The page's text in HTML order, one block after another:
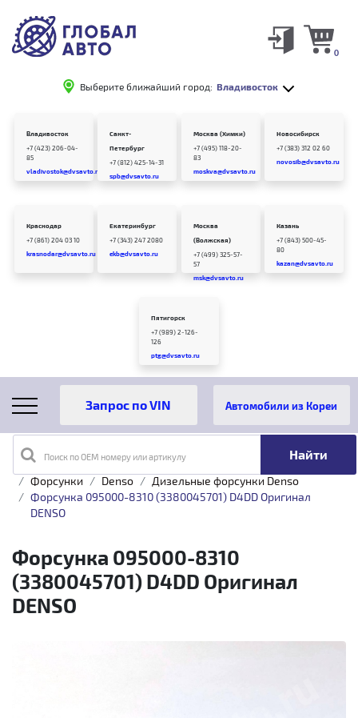
Выберите ближайший город: Владивосток
0
Владивосток
+7 (423) 206-04-
85
vladivostok@dvsavto.ru
Санкт-
Петербург
+7 (812) 425-14-31
spb@dvsavto.ru
Москва (Химки)
+7 (495) 118-20-
83
moskva@dvsavto.ru
Новосибирск
+7 (383) 312 02 60
novosib@dvsavto.ru
Краснодар
+7 (861) 204 03 10
krasnodar@dvsavto.ru
Екатеринбург
+7 (343) 247 2080
ekb@dvsavto.ru
Москва
(Волжская)
+7 (499) 325-57-
57
msk@dvsavto.ru
Казань
+7 (843) 500-45-
80
kazan@dvsavto.ru
Пятигорск
+7 (989) 2-126-
126
ptg@dvsavto.ru
Поиск по OEM номеру или артикулу
Автомобили из Кореи
Главная Каталог товаров
Топливная аппаратура
Форсунки
Denso
Дизельные форсунки Denso
Форсунка 095000-8310 (3380045701) D4DD Оригинал
DENSO
Форсунка 095000-8310
(3380045701) D4DD Оригинал
DENSO